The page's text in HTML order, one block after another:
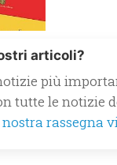
articoli?
più
tutte le notizie
rassegna